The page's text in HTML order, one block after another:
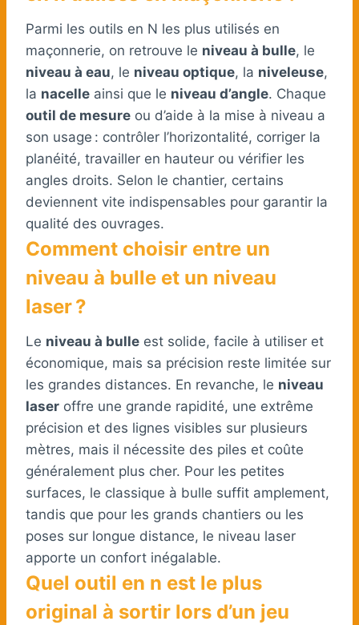
Parmi les outils en N les plus utilisés en
maçonnerie, on retrouve le niveau à bulle, le
niveau à eau, le niveau optique, la niveleuse,
la nacelle ainsi que le niveau d’angle. Chaque
outil de mesure ou d’aide à la mise à niveau a
son usage : contrôler l’horizontalité, corriger la
planéité, travailler en hauteur ou vérifier les
angles droits. Selon le chantier, certains
deviennent vite indispensables pour garantir la
qualité des ouvrages.
Comment choisir entre un
niveau à bulle et un niveau
laser ?
Le niveau à bulle est solide, facile à utiliser et
économique, mais sa précision reste limitée sur
les grandes distances. En revanche, le niveau
laser offre une grande rapidité, une extrême
précision et des lignes visibles sur plusieurs
mètres, mais il nécessite des piles et coûte
généralement plus cher. Pour les petites
surfaces, le classique à bulle suffit amplement,
tandis que pour les grands chantiers ou les
poses sur longue distance, le niveau laser
apporte un confort inégalable.
Quel outil en n est le plus
original à sortir lors d’un jeu